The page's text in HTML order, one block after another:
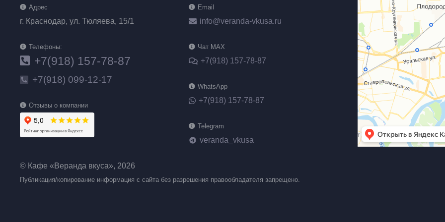
Адрес
г. Краснодар, ул. Тюляева, 15/1
Телефоны:
+7(918) 157-78-87
+7(918) 099-12-17
Отзывы о компании
Email
info@veranda-vkusa.ru
Чат MAX
+7(918) 157-78-87
WhatsApp
+7(918) 157-78-87
Telegram
telegram veranda_vkusa
© Кафе «Веранда вкуса», 2026
Публикация/копирование информация с сайта без разрешения правообладателя запрещено.